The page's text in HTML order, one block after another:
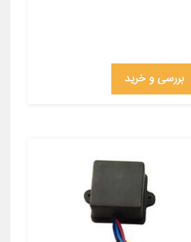
بررسی و خرید